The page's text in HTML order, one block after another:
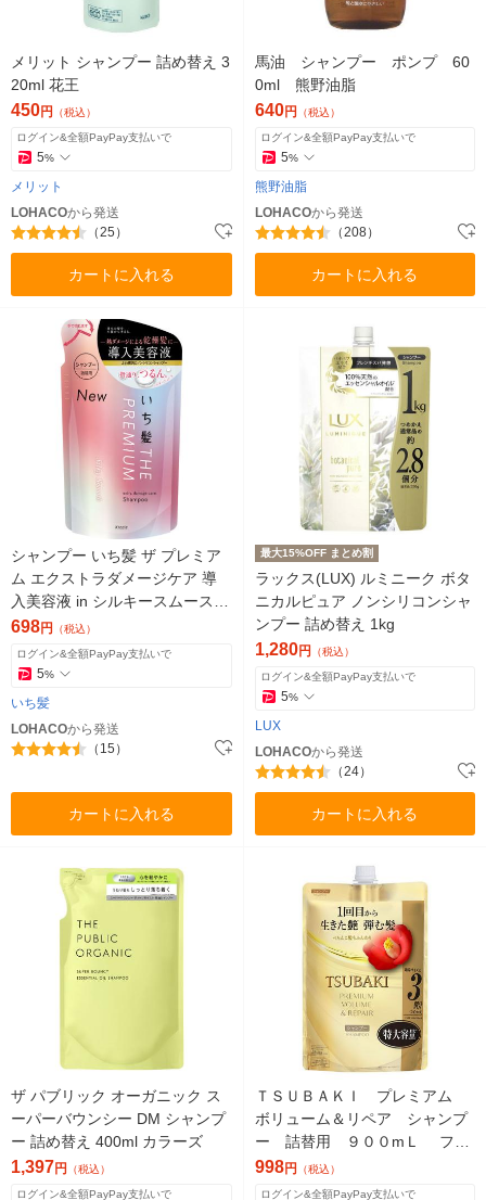
メリット シャンプー 詰め替え 3
20ml 花王
450円 （税込）
ログイン&全額PayPay支払いで
5%
メリット
LOHACOから発送
（25）
カートに入れる
馬油 シャンプー ポンプ 60
0ml 熊野油脂
640円 （税込）
ログイン&全額PayPay支払いで
5%
熊野油脂
LOHACOから発送
（208）
カートに入れる
シャンプー いち髪 ザ プレミア
ム エクストラダメージケア 導
入美容液 in シルキースムース
詰め替え 340ml ノンシリコン
アミノ酸
698円 （税込）
ログイン&全額PayPay支払いで
5%
いち髪
LOHACOから発送
（15）
カートに入れる
最大15%OFF まとめ割
ラックス(LUX) ルミニーク ボタ
ニカルピュア ノンシリコンシャ
ンプー 詰め替え 1kg
1,280円 （税込）
ログイン&全額PayPay支払いで
5%
LUX
LOHACOから発送
（24）
カートに入れる
ザ パブリック オーガニック ス
ーパーバウンシー DM シャンプ
ー 詰め替え 400ml カラーズ
1,397円 （税込）
ログイン&全額PayPay支払いで
ＴＳＵＢＡＫＩ プレミアム
ボリューム＆リペア シャンプ
ー 詰替用 ９００mＬ ファ
イントゥデイ ダメージケア
998円 （税込）
ログイン&全額PayPay支払いで